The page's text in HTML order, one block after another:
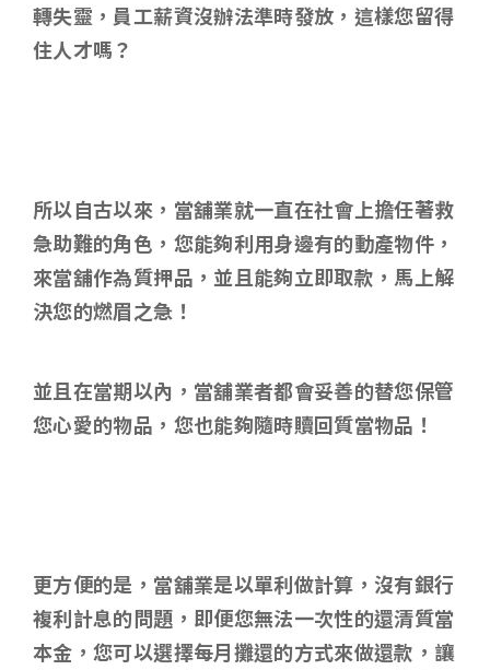
轉失靈，員工薪資沒辦法準時發放，這樣您留得
住人才嗎？
所以自古以來，當舖業就一直在社會上擔任著救
急助難的角色，您能夠利用身邊有的動產物件，
來當舖作為質押品，並且能夠立即取款，馬上解
決您的燃眉之急！
並且在當期以內，當舖業者都會妥善的替您保管
您心愛的物品，您也能夠隨時贖回質當物品！
更方便的是，當舖業是以單利做計算，沒有銀行
複利計息的問題，即便您無法一次性的還清質當
本金，您可以選擇每月攤還的方式來做還款，讓